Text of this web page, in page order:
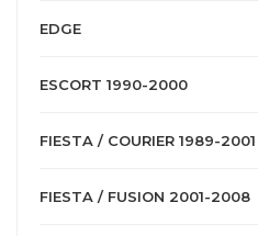
EDGE
ESCORT 1990-2000
FIESTA / COURIER 1989-2001
FIESTA / FUSION 2001-2008